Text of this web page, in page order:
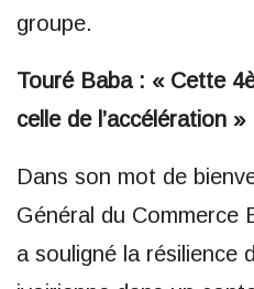
groupe.
Touré Baba : « Cette
celle de l’accélération »
Dans son mot de
Général du Commerce
a souligné la résilience